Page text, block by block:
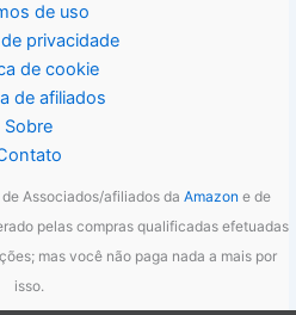
de uso
privacidade
de cookie
de afiliados
Sobre
Associados/afiliados da Amazon e de
pelas compras qualificadas efetuadas
mas você não paga nada a mais por
isso.